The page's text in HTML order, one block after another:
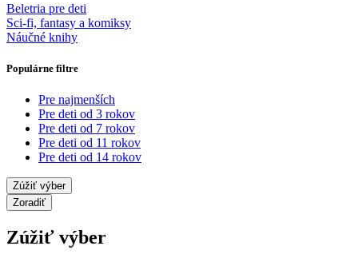
Beletria pre deti
Sci-fi, fantasy a komiksy
Náučné knihy
Populárne filtre
Pre najmenších
Pre deti od 3 rokov
Pre deti od 7 rokov
Pre deti od 11 rokov
Pre deti od 14 rokov
Zúžiť výber
Zoradiť
Zúžiť výber